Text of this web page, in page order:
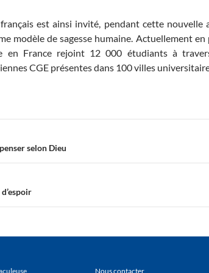
est ainsi invité, pendant cette
modèle de sagesse humaine. Actuellement
en France rejoint 12 000 étudiants à
CGE présentes dans 100 villes
selon Dieu
Nous contacter